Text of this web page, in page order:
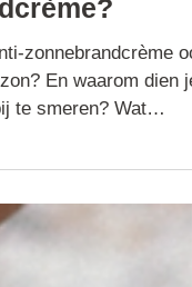
zonnebrandcrème